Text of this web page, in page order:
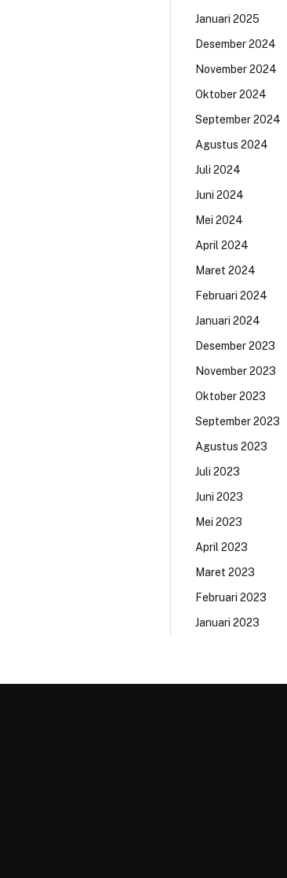
Januari 2025
Desember 2024
November 2024
Oktober 2024
September 2024
Agustus 2024
Juli 2024
Juni 2024
Mei 2024
April 2024
Maret 2024
Februari 2024
Januari 2024
Desember 2023
November 2023
Oktober 2023
September 2023
Agustus 2023
Juli 2023
Juni 2023
Mei 2023
April 2023
Maret 2023
Februari 2023
Januari 2023